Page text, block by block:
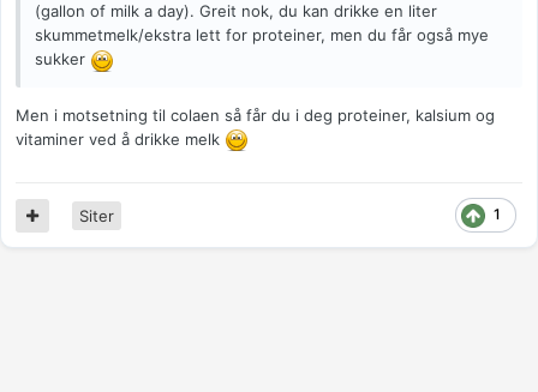
(gallon of milk a day). Greit nok, du kan drikke en liter
skummetmelk/ekstra lett for proteiner, men du får også mye
sukker
Men i motsetning til colaen så får du i deg proteiner, kalsium og
vitaminer ved å drikke melk
1
Siter